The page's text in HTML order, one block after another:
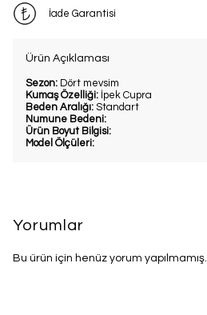
İade Garantisi
Ürün Açıklaması
Sezon: Dört mevsim
Kumaş Özelliği: İpek Cupra
Beden Aralığı: Standart
Numune Bedeni:
Ürün Boyut Bilgisi:
Model Ölçüleri:
Yorumlar
Bu ürün için henüz yorum yapılmamış.